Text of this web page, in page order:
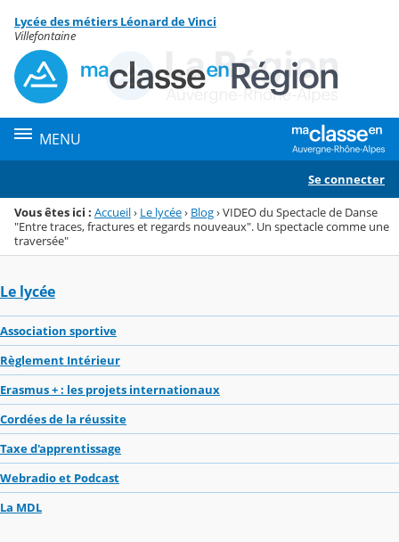
Menu de la rubrique
Contenu
Lycée des métiers Léonard de Vinci
Villefontaine
MENU
Se connecter
Vous êtes ici : Accueil› Le lycée› Blog›VIDEO du Spectacle de Danse
"Entre traces, fractures et regards nouveaux". Un spectacle comme une
traversée"
Le lycée
Association sportive
Règlement Intérieur
Erasmus + : les projets internationaux
Cordées de la réussite
Taxe d'apprentissage
Webradio et Podcast
La MDL